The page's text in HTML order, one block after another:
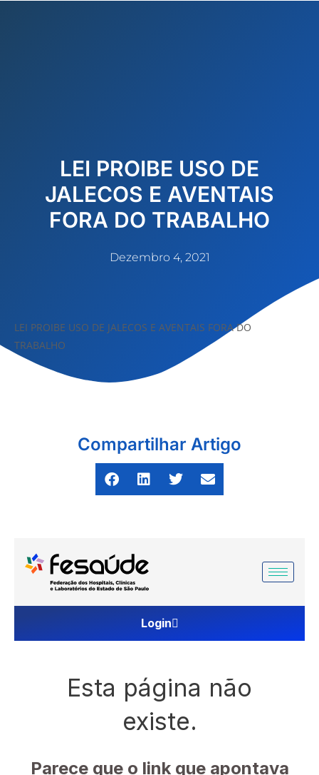
LEI PROIBE USO DE
JALECOS E AVENTAIS
FORA DO TRABALHO
Dezembro 4, 2021
LEI PROIBE USO DE JALECOS E AVENTAIS FORA DO
TRABALHO
Compartilhar Artigo